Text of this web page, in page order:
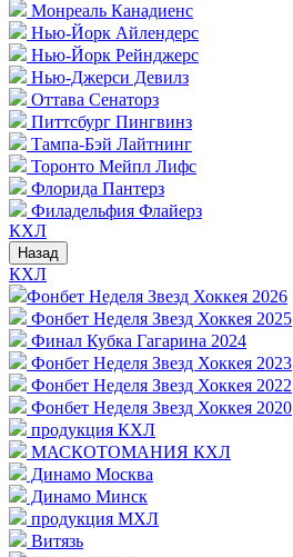
Монреаль Канадиенс
Нью-Йорк Айлендерс
Нью-Йорк Рейнджерс
Нью-Джерси Девилз
Оттава Сенаторз
Питтсбург Пингвинз
Тампа-Бэй Лайтнинг
Торонто Мейпл Лифс
Флорида Пантерз
Филадельфия Флайерз
КХЛ
Назад
КХЛ
Фонбет Неделя Звезд Хоккея 2026
Фонбет Неделя Звезд Хоккея 2025
Финал Кубка Гагарина 2024
Фонбет Неделя Звезд Хоккея 2023
Фонбет Неделя Звезд Хоккея 2022
Фонбет Неделя Звезд Хоккея 2020
продукция КХЛ
МАСКОТОМАНИЯ КХЛ
Динамо Москва
Динамо Минск
продукция МХЛ
Витязь